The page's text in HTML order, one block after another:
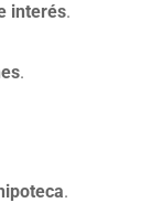
interés.
.
.